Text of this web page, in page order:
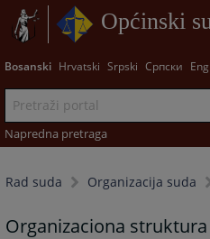
Općinski
Bosanski Hrvatski Srpski Српски
Napredna pretraga
Rad suda Organizacija suda
Organizaciona struktura